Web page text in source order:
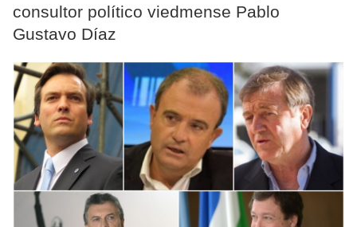
consultor político viedmense Pablo
Gustavo Díaz